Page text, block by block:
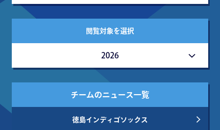
閲覧対象を選択
2026
チームのニュース一覧
徳島インディゴソックス